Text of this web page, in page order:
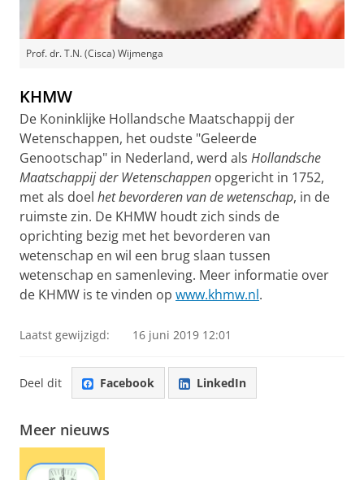
Prof. dr. T.N. (Cisca) Wijmenga
KHMW
De Koninklijke Hollandsche Maatschappij der
Wetenschappen, het oudste "Geleerde
Genootschap" in Nederland, werd als Hollandsche
Maatschappij der Wetenschappen opgericht in 1752,
met als doel het bevorderen van de wetenschap, in de
ruimste zin. De KHMW houdt zich sinds de
oprichting bezig met het bevorderen van
wetenschap en wil een brug slaan tussen
wetenschap en samenleving. Meer informatie over
de KHMW is te vinden op www.khmw.nl.
Laatst gewijzigd: 16 juni 2019 12:01
Deel dit Facebook LinkedIn
Meer nieuws